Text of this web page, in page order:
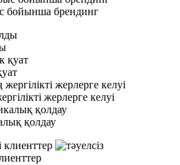
бойынша брендинг
жерлерге келуі
қолдау